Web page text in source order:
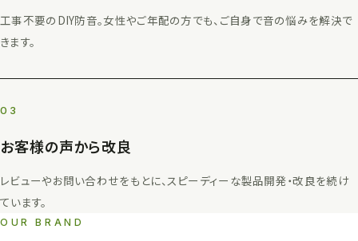
工事不要のDIY防音。女性やご年配の方でも、ご自身で音の悩みを解決で
きます。
03
お客様の声から改良
レビューやお問い合わせをもとに、スピーディーな製品開発・改良を続け
ています。
OUR BRAND